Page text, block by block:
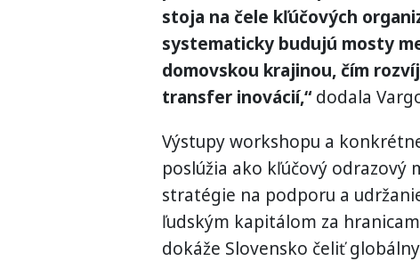
stoja na čele kľúčových
systematicky budujú mosty
domovskou krajinou, čím
transfer inovácií,“dodala
Výstupy workshopu a
poslúžia ako kľúčový
stratégie na podporu a
ľudským kapitálom za
dokáže Slovensko čeliť